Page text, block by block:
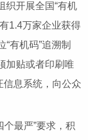
织开展全国“有机
1.4万家企业获得
有机码”追溯制
加贴或者印刷唯
信息系统，向公众
最严”要求，积